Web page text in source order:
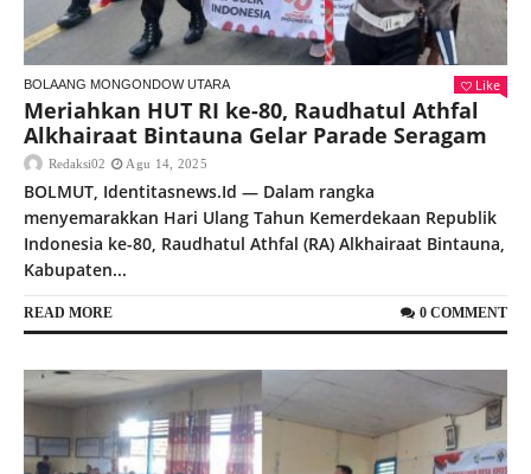
BOLAANG MONGONDOW UTARA Like
Meriahkan HUT RI ke-80, Raudhatul Athfal
Alkhairaat Bintauna Gelar Parade Seragam
Redaksi02 Agu 14, 2025
BOLMUT, Identitasnews.Id — Dalam rangka
menyemarakkan Hari Ulang Tahun Kemerdekaan Republik
Indonesia ke-80, Raudhatul Athfal (RA) Alkhairaat Bintauna,
Kabupaten...
READ MORE 0 COMMENT